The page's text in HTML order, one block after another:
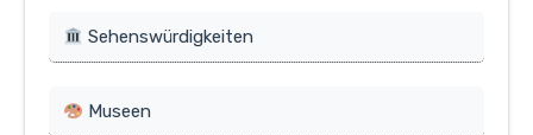
Sehenswürdigkeiten
Museen